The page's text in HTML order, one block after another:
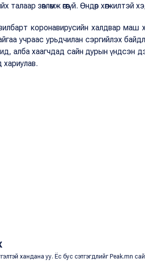
зөвлөмж өгөөгүй. Өндөр
коронавирусийн халдвар маш
учраас урьдчилан сэргийлэх
алба хаагчдад сайн дурын үндсэн
хариулав.
хандана уу. Ёс бус сэтгэгдлийг Peak.mn